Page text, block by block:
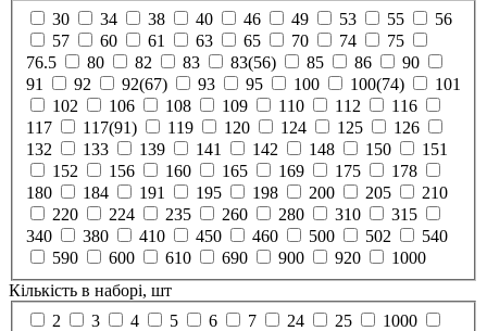
30
34 38 40 46 49 53 55
56
57
60 61 63 65 70 74
75
76.5
80 82 83 83(56) 85 86
90
91
92 92(67) 93 95 100 100(74)
101
102
106 108 109 110 112
116
117
117(91) 119 120 124 125
126
132
133 139 141 142 148 150
151
152
156 160 165 169 175
178
180
184 191 195 198 200 205
210
220
224 235 260 280 310
315
340
380 410 450 460 500 502
540
590
600 610 690 900 920
1000
Кількість в наборі, шт
2
3 4 5 6 7 24 25
1000